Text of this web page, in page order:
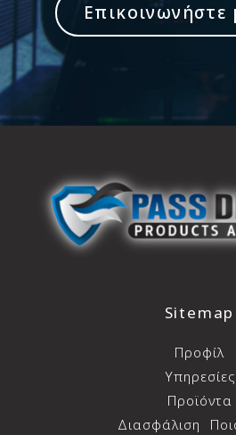
Επικοινωνήστε
Sitemap
Προφίλ
Υπηρεσίες
Προϊόντα
Διασφάλιση